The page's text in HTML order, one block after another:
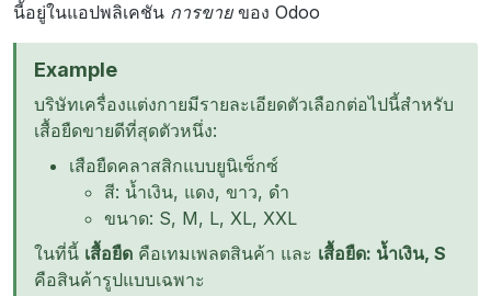
นี้อยู่ในแอปพลิเคชัน การขายของ Odoo
Example
บริษัทเครื่องแต่งกายมีรายละเอียดตัวเลือกต่อไปนี้สำหรับ
เสื้อยืดขายดีที่สุดตัวหนึ่ง:
เสือยืดคลาสสิกแบบยูนิเซ็กซ์
สี: น้ำเงิน, แดง, ขาว, ดำ
ขนาด: S, M, L, XL, XXL
ในที่นี้ เสื้อยืด คือเทมเพลตสินค้า และ เสื้อยืด: น้ำเงิน, S
คือสินค้ารูปแบบเฉพาะ